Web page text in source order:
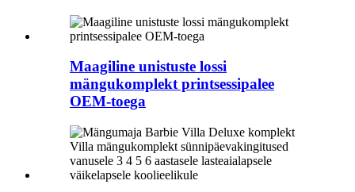
Maagiline unistuste lossi
mängukomplekt printsessipalee
OEM-toega